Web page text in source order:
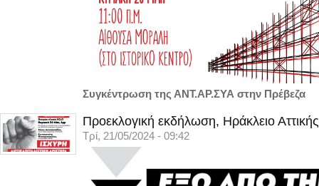
Συγκέντρωση της ΑΝΤ.ΑΡ.ΣΥΑ στην Πρέβεζα
Προεκλογική εκδήλωση, Ηράκλειο
Τρί, 21/05/2024 - 09:42